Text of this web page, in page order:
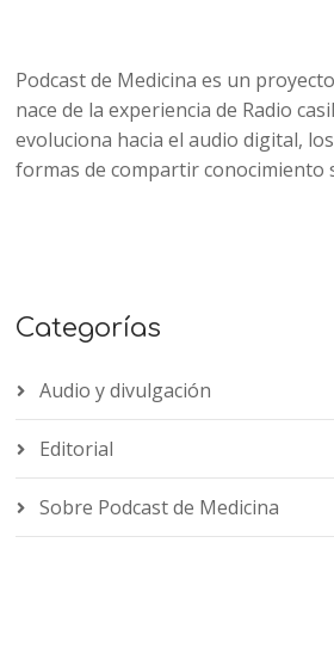
Podcast de Medicina es un
nace de la experiencia de Radio
evoluciona hacia el audio digital,
formas de compartir conocimiento
Categorías
Audio y divulgación
Editorial
Sobre Podcast de Medicina